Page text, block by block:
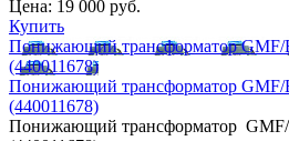
Цена: 19 000 руб.
Купить
Понижающий трансформатор GMF/
(440011678)
Понижающий трансформатор GMF/
(440011678)
Понижающий трансформатор GMF/